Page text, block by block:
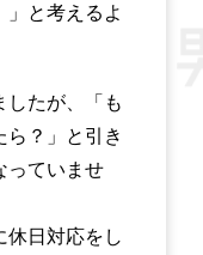
」と考えるよ
したが、「も
ら？」と引き
っていませ
休日対応をし